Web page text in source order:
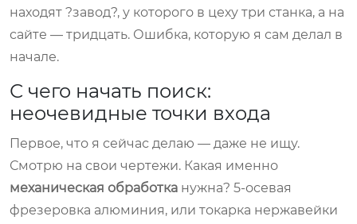
находят ?завод?, у которого в цеху три станка, а на
сайте — тридцать. Ошибка, которую я сам делал в
начале.
С чего начать поиск:
неочевидные точки входа
Первое, что я сейчас делаю — даже не ищу.
Смотрю на свои чертежи. Какая именно
механическая обработка нужна? 5-осевая
фрезеровка алюминия, или токарка нержавейки